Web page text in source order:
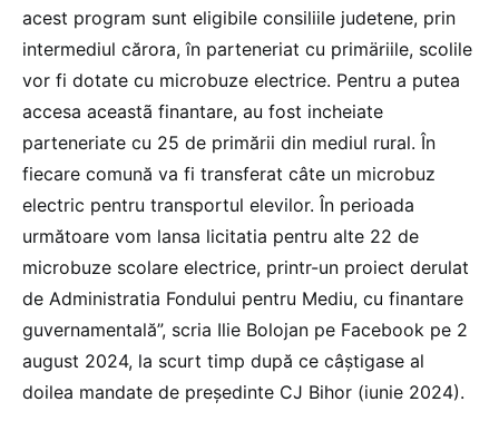
acest program sunt eligibile consiliile judetene, prin
intermediul cărora, în parteneriat cu primäriile, scolile
vor fi dotate cu microbuze electrice. Pentru a putea
accesa aceastã finantare, au fost incheiate
parteneriate cu 25 de primării din mediul rural. În
fiecare comună va fi transferat câte un microbuz
electric pentru transportul elevilor. În perioada
următoare vom lansa licitatia pentru alte 22 de
microbuze scolare electrice, printr-un proiect derulat
de Administratia Fondului pentru Mediu, cu finantare
guvernamentală”, scria Ilie Bolojan pe Facebook pe 2
august 2024, la scurt timp după ce câștigase al
doilea mandate de președinte CJ Bihor (iunie 2024).